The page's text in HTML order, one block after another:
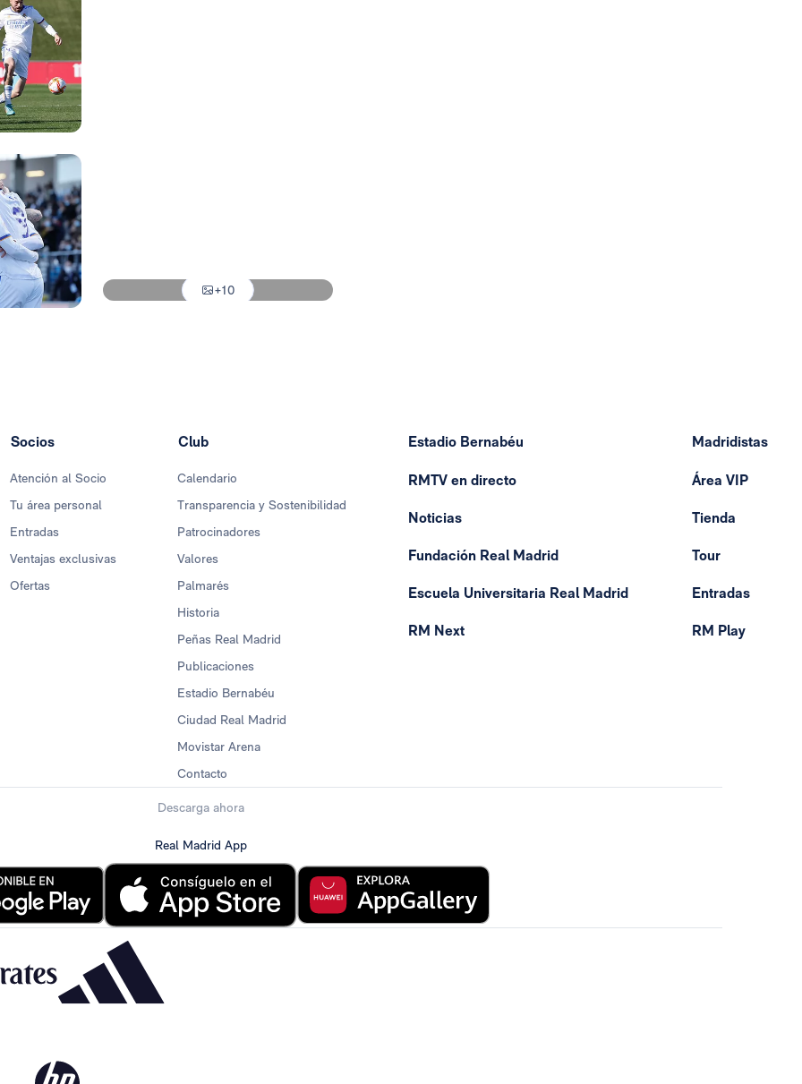
+10
Socios
Atención al Socio
Tu área personal
Entradas
Ventajas exclusivas
Ofertas
Club
Calendario
Transparencia y Sostenibilidad
Patrocinadores
Valores
Palmarés
Historia
Peñas Real Madrid
Publicaciones
Estadio Bernabéu
Ciudad Real Madrid
Movistar Arena
Contacto
Estadio Bernabéu
RMTV en directo
Noticias
Fundación Real Madrid
Escuela Universitaria Real Madrid
RM Next
Madridistas
Área VIP
Tienda
Tour
Entradas
RM Play
Descarga ahora
Real Madrid App